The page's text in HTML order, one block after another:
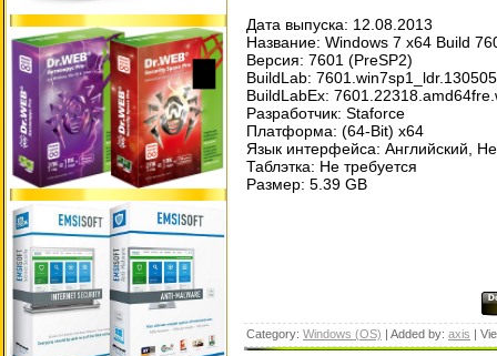
Дата выпуска: 12.08.2013
Название: Windows 7 x64 Build
Версия: 7601 (PreSP2)
BuildLab:
BuildLabEx:
Разработчик: Staforce
Платформа: (64-Bit) x64
Язык интерфейса: Aнглийский,
Таблэтка: Не требуется
Размер: 5.39 GB
Category: Windows (OS) | Added by: axis |